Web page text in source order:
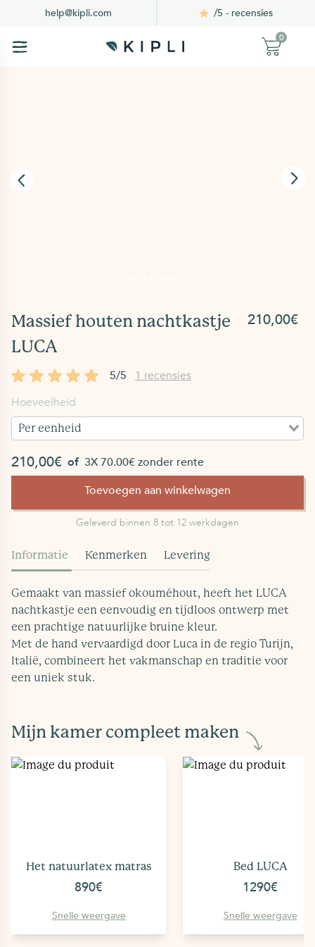
help@kipli.com /5 - recensies
0
Massief houten nachtkastje
LUCA
5/5 1 recensies
210,00€
Hoeveelheid
Per eenheid
210,00€ of 3X 70.00€ zonder rente
Toevoegen aan winkelwagen
Geleverd binnen 8 tot 12 werkdagen
Informatie Kenmerken Levering
Gemaakt van massief okouméhout, heeft het LUCA
nachtkastje een eenvoudig en tijdloos ontwerp met
een prachtige natuurlijke bruine kleur.
Met de hand vervaardigd door Luca in de regio Turijn,
Italië, combineert het vakmanschap en traditie voor
een uniek stuk.
Mijn kamer compleet maken
Het natuurlatex matras
890€
Snelle weergave
Bed LUCA
1290€
Snelle weergave